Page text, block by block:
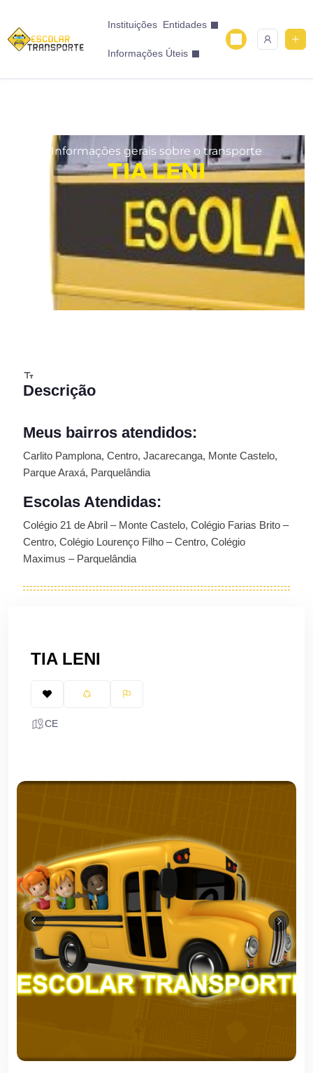
Instituições Entidades
Informações Úteis
Informações gerais sobre o transporte
TIA LENI
TIA LENI
CE
Descrição
Meus bairros atendidos:
Carlito Pamplona, Centro, Jacarecanga, Monte Castelo,
Parque Araxá, Parquelândia
Escolas Atendidas:
Colégio 21 de Abril – Monte Castelo, Colégio Farias Brito –
Centro, Colégio Lourenço Filho – Centro, Colégio
Maximus – Parquelândia